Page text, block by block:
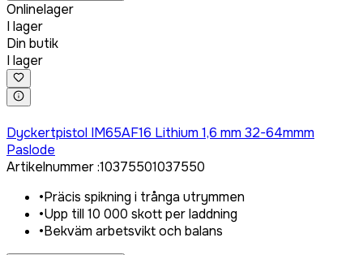
Onlinelager
I lager
Din butik
I lager
Dyckertpistol IM65AF16 Lithium 1,6 mm 32-64mmm
Paslode
Artikelnummer:10375501037550
•Präcis spikning i trånga utrymmen
•Upp till 10 000 skott per laddning
•Bekväm arbetsvikt och balans